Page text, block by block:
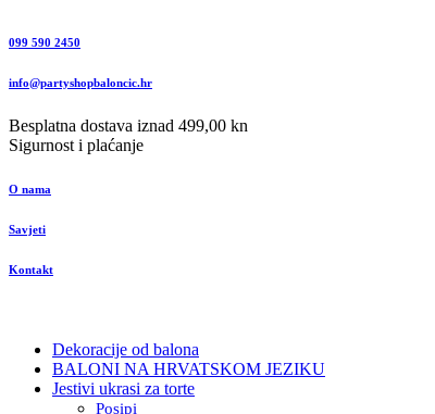
099 590 2450
info@partyshopbaloncic.hr
Besplatna dostava iznad 499,00 kn
Sigurnost i plaćanje
O nama
Savjeti
Kontakt
Dekoracije od balona
BALONI NA HRVATSKOM JEZIKU
Jestivi ukrasi za torte
Posipi